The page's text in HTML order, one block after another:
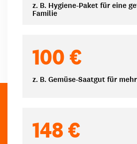
z. B. Hygiene-Paket für eine
Familie
100 €
z. B. Gemüse-Saatgut für
148 €